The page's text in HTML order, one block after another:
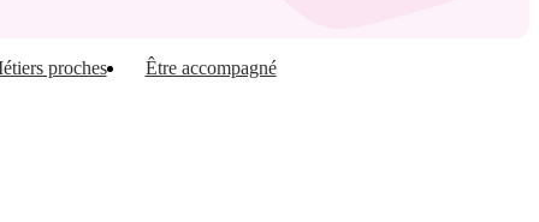
proches Être accompagné